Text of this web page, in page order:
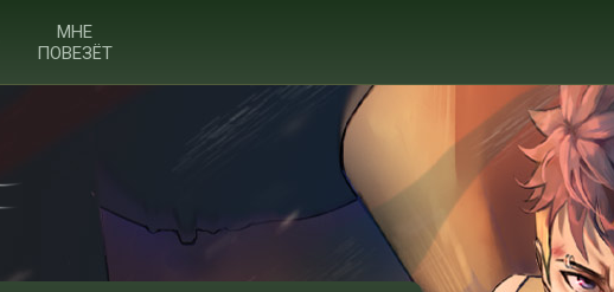
МНЕ
ПОВЕЗЁТ